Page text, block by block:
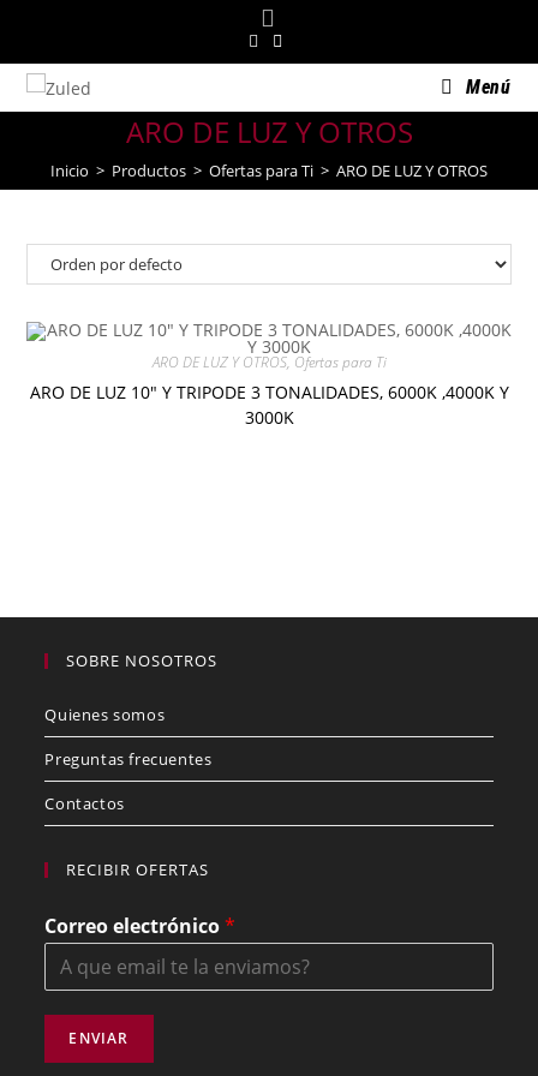
contenido
Menú
ARO DE LUZ Y OTROS
Inicio > Productos > Ofertas para Ti > ARO DE LUZ Y OTROS
ARO DE LUZ Y OTROS, Ofertas para Ti
ARO DE LUZ 10″ Y TRIPODE 3 TONALIDADES, 6000K ,4000K Y
3000K
SOBRE NOSOTROS
Quienes somos
Preguntas frecuentes
Contactos
RECIBIR OFERTAS
Correo electrónico*
ENVIAR